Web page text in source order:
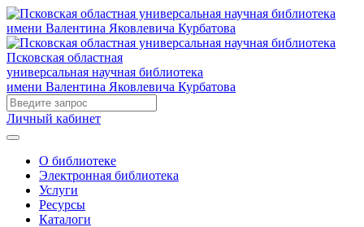
Псковская областная
универсальная научная библиотека
имени Валентина Яковлевича Курбатова
Личный кабинет
О библиотеке
Электронная библиотека
Услуги
Ресурсы
Каталоги